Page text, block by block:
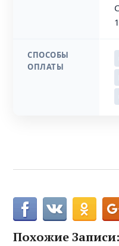
СПОСОБЫ
ОПЛАТЫ
Похожие Записи: